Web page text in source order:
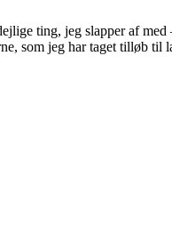
ting, jeg slapper af
som jeg har taget tilløb til